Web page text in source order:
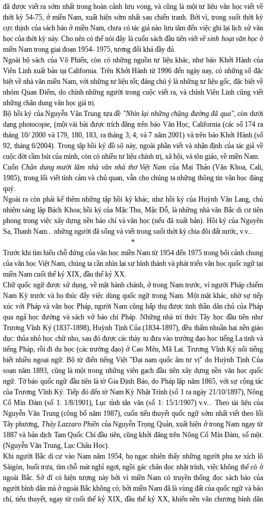
đã được viết ra sớm nhất trong hoàn cảnh lưu vong, và cũng là một tư liệu văn học viết về
thời kỳ 54-75, ở miền Nam, xuất hiện sớm nhất sau chiến tranh. Bởi vì, trong suốt thời kỳ
cực thịnh của sách báo ở miền Nam, chưa có tác giả nào lưu tâm đến việc ghi lại lịch sử văn
học của thời kỳ này. Cho nên có thể nói đây là cuốn sách đầu tiênviết về sinh hoạt văn họcở
miền Nam trong giai đoạn 1954- 1975, tương đối khá đầy đủ.
Ngoài bộ sách của Võ Phiến, còn có những nguồn tư liệu khác, như báo Khởi Hành của
Viên Linh xuất bản tại California. Trên Khởi Hành từ 1996 đến ngày nay, có những số đặc
biệt về nhà văn miền Nam, với những tư liệu tốt; đáng chú ý là những tư liệu gốc, đặc biệt về
nhóm Quan Điểm, do chính những người trong cuộc viết ra, và chính Viên Linh cũng viết
những chân dung văn học giá trị.
Bộ hồi ký của Nguyễn Văn Trung tựa đề "Nhìn lại những chặng đường đã qua", còn dưới
dạng photocopie, (một vài bài được trích đăng trên báo Văn Học, California (các số 174 ra
tháng 10/ 2000 và 179, 180, 183, ra tháng 3; 4; và 7 năm 2001) và trên báo Khởi Hành (số
92, tháng 6/2004). Trong tập hồi ký đồ sộ này, ngoài phần viết và nhận định của tác giả về
cuộc đời cầm bút của mình, còn có nhiều tư liệu chính trị, xã hội, và tôn giáo, về miền Nam.
Cuốn Chân dung mười lăm nhà văn nhà thơ Việt Nam của Mai Thảo (Văn Khoa, Cali,
1985), trong lối viết tình cảm và chủ quan, vẫn cho chúng ta những thông tin văn học đáng
quý.
Ngoài ra còn phải kể thêm những tập hồi ký khác, như hồi ký của Huỳnh Văn Lang, chủ
nhiệm sáng lập Bách Khoa; hồi ký của Mặc Thu, Mặc Đỗ, là những nhà văn Bắc di cư tiên
phong trong việc xây dựng nền báo chí và văn học (nếu đã xuất bản). Hồi ký của Nguyên
Sa, Thanh Nam... những người đã sống và viết trong suốt thời kỳ chia đôi đất nước, v.v...
*
Trước khi tìm hiểu chỗ đứng của văn học miền Nam từ 1954 đến 1975 trong bối cảnh chung
của văn học Việt Nam, chúng ta cần nhìn lại sự hình thành và phát triển văn học quốc ngữ tại
miền Nam cuối thế kỷ XIX, đầu thế kỷ XX.
Chữ quốc ngữ được sử dụng, về mặt hành chánh, ở trong Nam trước, vì người Pháp chiếm
Nam Kỳ trước và họ thúc đẩy việc dùng quốc ngữ trong Nam. Một mặt khác, nhờ sự tiếp
xúc với Pháp và văn học Pháp, người Nam cũng hấp thụ được tinh thần dân chủ của Pháp
qua ngả học đường và sách vở báo chí Pháp. Những nhà trí thức Tây học đầu tiên như
Trương Vĩnh Ký (1837-1898), Huỳnh Tịnh Của (1834-1897), đều thấm nhuần hai nền giáo
dục: thủa nhỏ học chữ nho, sau đó được các thày tu đưa vào trường đạo học tiếng La tinh và
tiếng Pháp, rồi đi du học (các trường đạo) ở Cao Mên, Mã Lai. Trương Vĩnh Ký nổi tiếng
biết nhiều ngoại ngữ. Bộ từ điển tiếng Việt "Đại nam quốc âm tư vị" do Huỳnh Tịnh Của
soạn năm 1893, cũng là một trong những viên gạch đầu tiên xây dựng nền văn học quốc
ngữ. Tờ báo quốc ngữ đầu tiên là tờ Gia Định Báo, do Pháp lập năm 1865, với sự cộng tác
của Trương Vĩnh Ký. Tiếp đó đến tờ Nam Kỳ Nhật Trình (số 1 ra ngày 21/10/1897), Nông
Cổ Mín Đàm (số 1: 1/8/1901), Lục tỉnh tân văn (số 1: 15/1/1907) v.v... Theo tài liệu của
Nguyễn Văn Trung (công bố năm 1987), cuốn tiểu thuyết quốc ngữ sớm nhất viết theo lối
Tây phương, Thày Lazzaro Phiền của Nguyễn Trọng Quản, xuất hiện ở trong Nam ngay từ
1887 và bản dịch Tam Quốc Chí đầu tiên, cũng khởi đăng trên Nông Cổ Mín Đàm, số một.
(Nguyễn Văn Trung, Lục Châu Học).
Khi người Bắc di cư vào Nam năm 1954, họ ngạc nhiên thấy những người phu xe xích lô
Sàigòn, buổi trưa, tìm chỗ mát nghỉ ngơi, ngồi gác chân đọc nhật trình, việc không thể có ở
ngoài Bắc. Sở dĩ có hiện tượng này bởi vì miền Nam có truyền thống đọc sách báo của
người bình dân mà ở ngoài Bắc không có; bởi miền Nam đã là vùng đất của quốc ngữ và báo
chí, tiểu thuyết, ngay từ cuối thế kỷ XIX, đầu thế kỷ XX, khiến nền văn chương bình dân